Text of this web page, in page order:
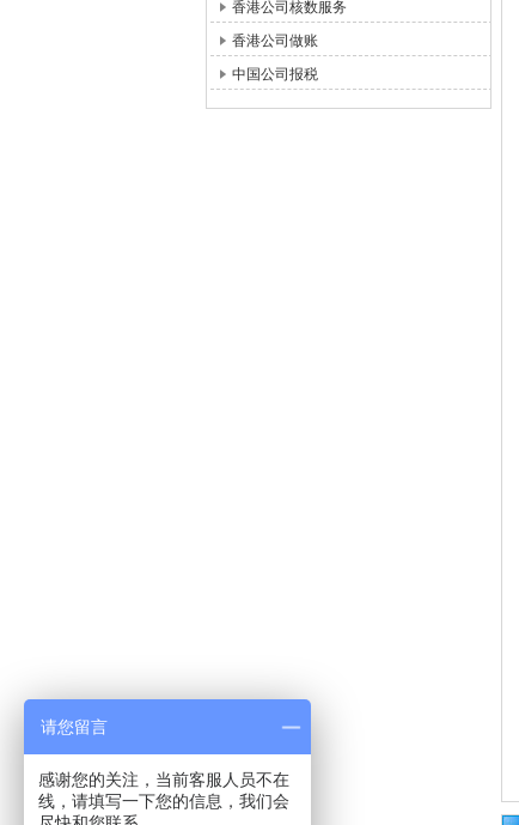
香港公司核数服务
香港公司做账
中国公司报税
请您留言
感谢您的关注，当前客服人员不在
线，请填写一下您的信息，我们会